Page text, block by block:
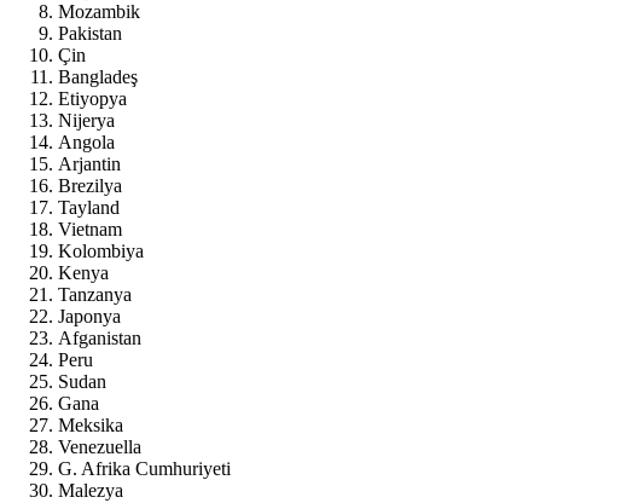
Mozambik
Pakistan
Çin
Bangladeş
Etiyopya
Nijerya
Angola
Arjantin
Brezilya
Tayland
Vietnam
Kolombiya
Kenya
Tanzanya
Japonya
Afganistan
Peru
Sudan
Gana
Meksika
Venezuella
G. Afrika Cumhuriyeti
Malezya